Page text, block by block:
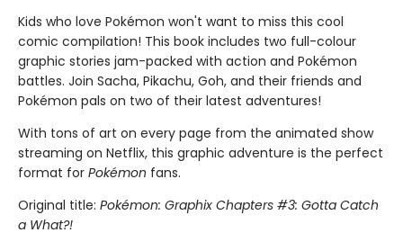
Kids who love Pokémon won't want to miss this cool
comic compilation! This book includes two full-colour
graphic stories jam-packed with action and Pokémon
battles. Join Sacha, Pikachu, Goh, and their friends and
Pokémon pals on two of their latest adventures!
With tons of art on every page from the animated show
streaming on Netflix, this graphic adventure is the perfect
format for Pokémon fans.
Original title: Pokémon: Graphix Chapters #3: Gotta Catch
a What?!